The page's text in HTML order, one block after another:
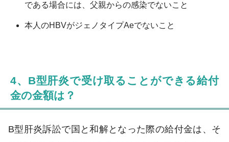
である場合には、父親からの感染でないこと
本人のHBVがジェノタイプAeでないこと
4、B型肝炎で受け取ることができる給付
金の金額は？
B型肝炎訴訟で国と和解となった際の給付金は、そ